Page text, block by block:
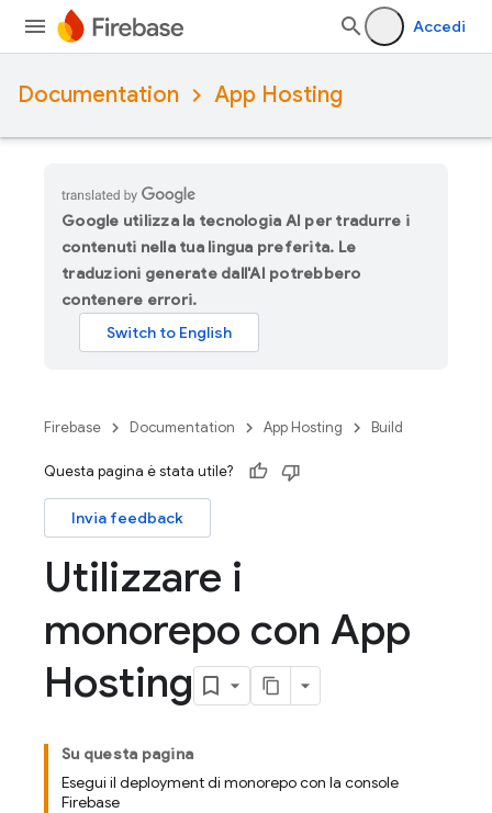
Accedi
Documentation App Hosting
Google utilizza la tecnologia AI per tradurre i
contenuti nella tua lingua preferita. Le
traduzioni generate dall'AI potrebbero
contenere errori.
Firebase Documentation App Hosting Build
Questa pagina è stata utile?
Invia feedback
Utilizzare i
monorepo con App
Hosting
Su questa pagina
Esegui il deployment di monorepo con la console
Firebase